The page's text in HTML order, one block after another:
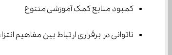
کمبود منابع کمک آموزشی متنوع
ناتوانی در برقراری ارتباط بین مفاهیم